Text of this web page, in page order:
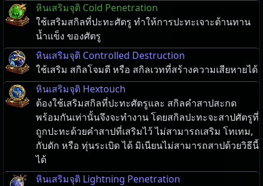
หินเสริมจุติ Cold Penetration
ใช้เสริมสกิลที่ปะทะศัตรู ทำให้การปะทะเจาะต้านทาน
น้ำแข็ง ของศัตรู
หินเสริมจุติ Controlled Destruction
ใช้เสริม สกิลโจมตี หรือ สกิลเวทที่สร้างความเสียหายได้
หินเสริมจุติ Hextouch
ต้องใช้เสริมสกิลที่ปะทะศัตรูและ สกิลคำสาปสะกด
พร้อมกันเท่านั้นจึงจะทำงาน โดยสกิลปะทะจะสาปศัตรูที่
ถูกปะทะด้วยคำสาปที่เสริมไว้ ไม่สามารถเสริม โทเทม,
กับดัก หรือ ทุ่นระเบิด ได้ มิเนียนไม่สามารถสาปด้วยวิธีนี้
ได้
หินเสริมจุติ Lightning Penetration